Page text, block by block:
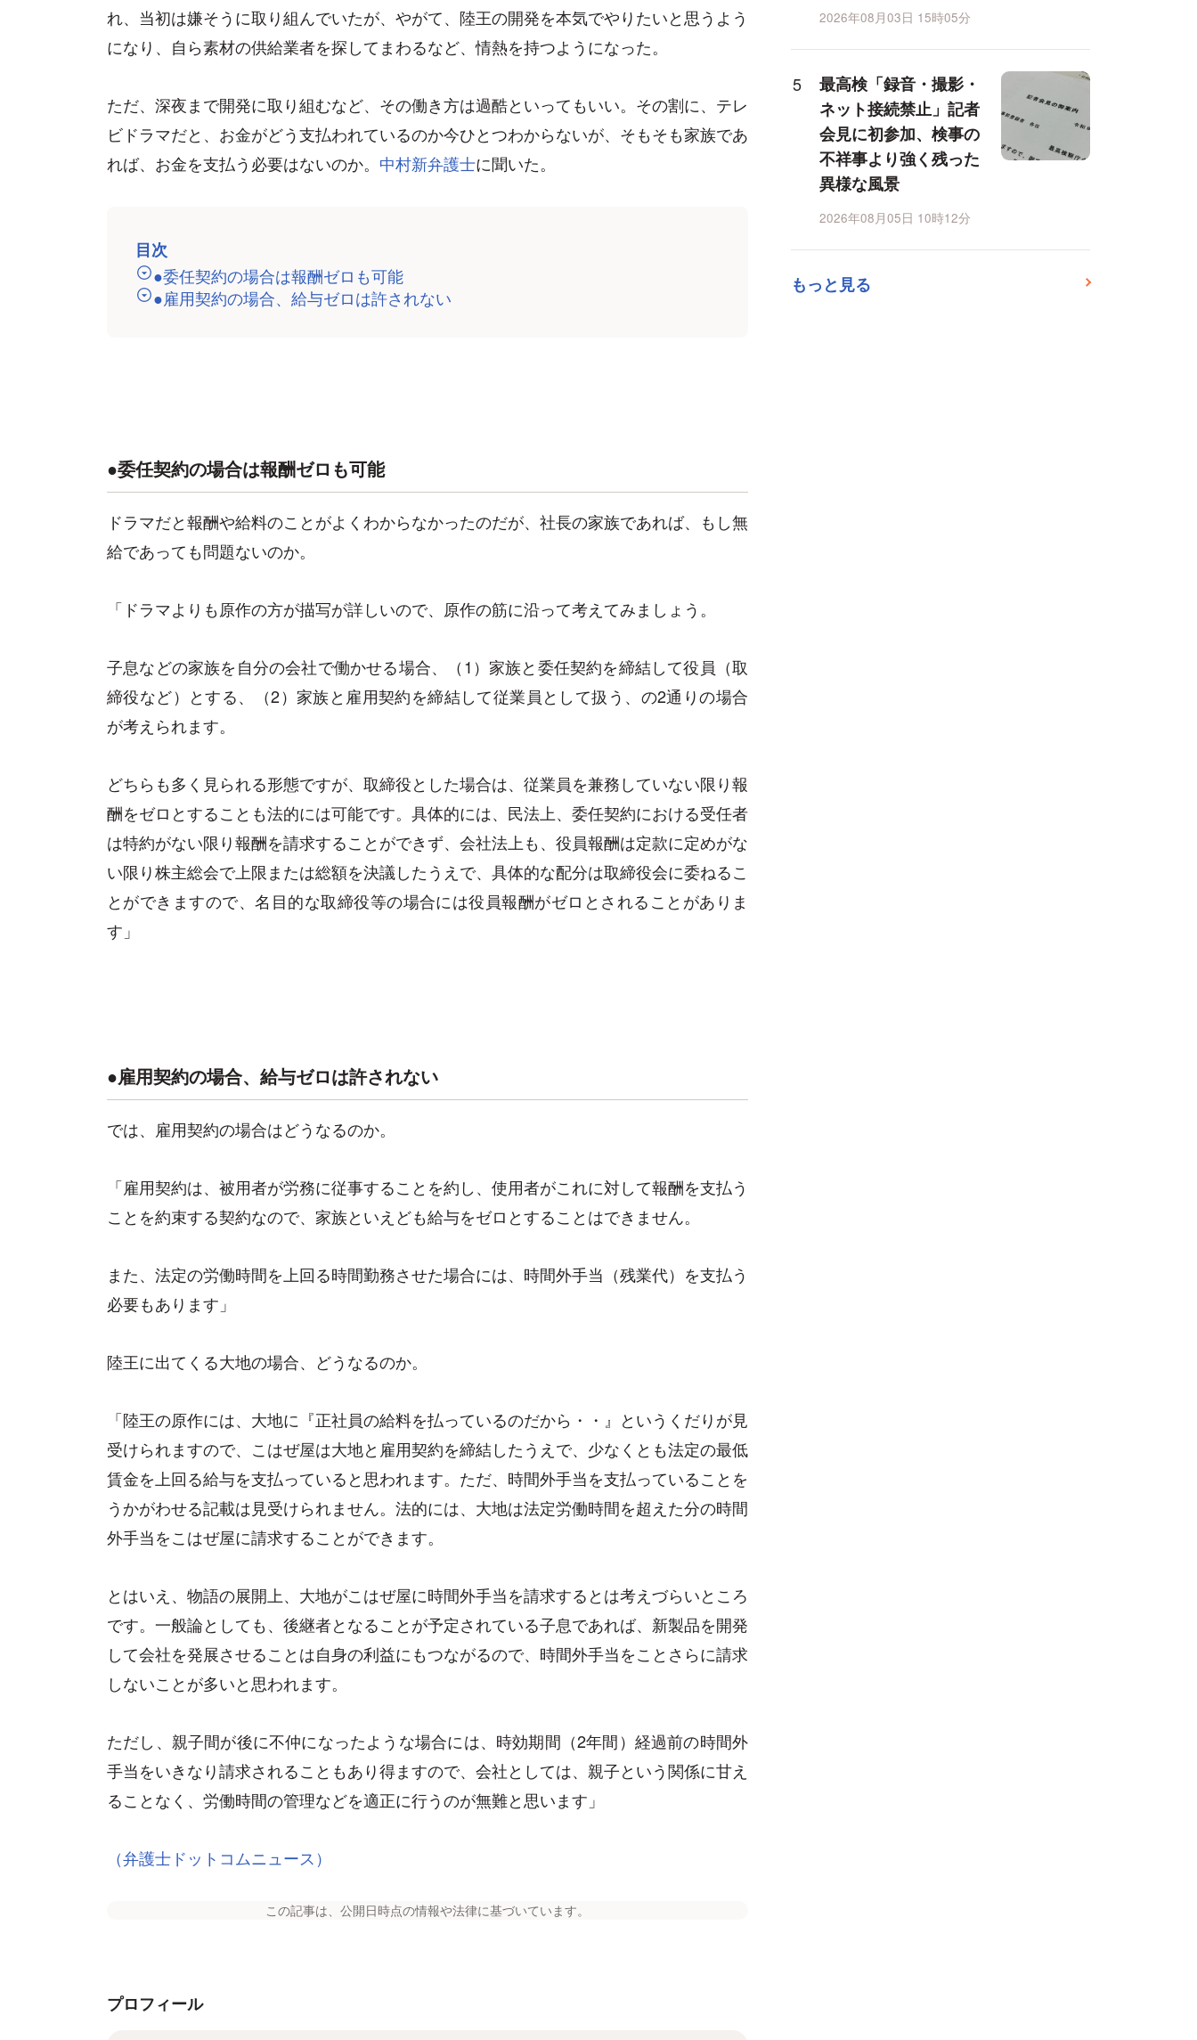
れ、当初は嫌そうに取り組んでいたが、やがて、陸王の開発を本気でやりたいと思うよう
になり、自ら素材の供給業者を探してまわるなど、情熱を持つようになった。
ただ、深夜まで開発に取り組むなど、その働き方は過酷といってもいい。その割に、テレ
ビドラマだと、お金がどう支払われているのか今ひとつわからないが、そもそも家族であ
れば、お金を支払う必要はないのか。 中村新弁護士に聞いた。
目次
●委任契約の場合は報酬ゼロも可能
●雇用契約の場合、給与ゼロは許されない
●委任契約の場合は報酬ゼロも可能
ドラマだと報酬や給料のことがよくわからなかったのだが、社長の家族であれば、もし無
給であっても問題ないのか。
「ドラマよりも原作の方が描写が詳しいので、原作の筋に沿って考えてみましょう。
子息などの家族を自分の会社で働かせる場合、（1）家族と委任契約を締結して役員（取
締役など）とする、（2）家族と雇用契約を締結して従業員として扱う、の2通りの場合
が考えられます。
どちらも多く見られる形態ですが、取締役とした場合は、従業員を兼務していない限り報
酬をゼロとすることも法的には可能です。具体的には、民法上、委任契約における受任者
は特約がない限り報酬を請求することができず、会社法上も、役員報酬は定款に定めがな
い限り株主総会で上限または総額を決議したうえで、具体的な配分は取締役会に委ねるこ
とができますので、名目的な取締役等の場合には役員報酬がゼロとされることがありま
す」
●雇用契約の場合、給与ゼロは許されない
では、雇用契約の場合はどうなるのか。
「雇用契約は、被用者が労務に従事することを約し、使用者がこれに対して報酬を支払う
ことを約束する契約なので、家族といえども給与をゼロとすることはできません。
また、法定の労働時間を上回る時間勤務させた場合には、時間外手当（残業代）を支払う
必要もあります」
陸王に出てくる大地の場合、どうなるのか。
「陸王の原作には、大地に『正社員の給料を払っているのだから・・』というくだりが見
受けられますので、こはぜ屋は大地と雇用契約を締結したうえで、少なくとも法定の最低
賃金を上回る給与を支払っていると思われます。ただ、時間外手当を支払っていることを
うかがわせる記載は見受けられません。法的には、大地は法定労働時間を超えた分の時間
外手当をこはぜ屋に請求することができます。
とはいえ、物語の展開上、大地がこはぜ屋に時間外手当を請求するとは考えづらいところ
です。一般論としても、後継者となることが予定されている子息であれば、新製品を開発
して会社を発展させることは自身の利益にもつながるので、時間外手当をことさらに請求
しないことが多いと思われます。
ただし、親子間が後に不仲になったような場合には、時効期間（2年間）経過前の時間外
手当をいきなり請求されることもあり得ますので、会社としては、親子という関係に甘え
ることなく、労働時間の管理などを適正に行うのが無難と思います」
（弁護士ドットコムニュース）
この記事は、公開日時点の情報や法律に基づいています。
プロフィール
2026年08月03日 15時05分
最高検「録音・撮影・
ネット接続禁止」記者
会見に初参加、検事の
不祥事より強く残った
異様な風景
2026年08月05日 10時12分
もっと見る